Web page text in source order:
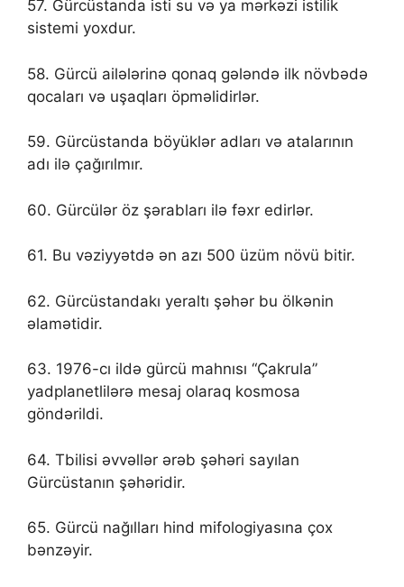
57. Gürcüstanda isti su və ya mərkəzi istilik
sistemi yoxdur.
58. Gürcü ailələrinə qonaq gələndə ilk növbədə
qocaları və uşaqları öpməlidirlər.
59. Gürcüstanda böyüklər adları və atalarının
adı ilə çağırılmır.
60. Gürcülər öz şərabları ilə fəxr edirlər.
61. Bu vəziyyətdə ən azı 500 üzüm növü bitir.
62. Gürcüstandakı yeraltı şəhər bu ölkənin
əlamətidir.
63. 1976-cı ildə gürcü mahnısı “Çakrula”
yadplanetlilərə mesaj olaraq kosmosa
göndərildi.
64. Tbilisi əvvəllər ərəb şəhəri sayılan
Gürcüstanın şəhəridir.
65. Gürcü nağılları hind mifologiyasına çox
bənzəyir.